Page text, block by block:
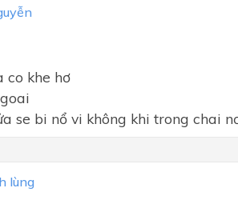
co khe hơ
se bi nổ vi không khi trong chai
lùng